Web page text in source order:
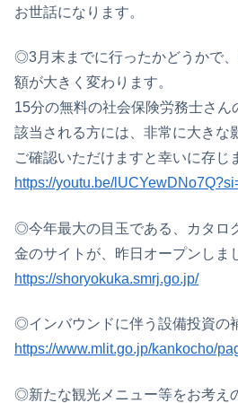
お世話になります。
◎3月末までに行ったかどうかで
額が大きく変わります。
15分の無料の社会保険労務士さん
該当される方には、非常に大きな
ご確認いただけますと幸いに存じ
https://youtu.be/
◎今年最大の目玉である、カタロ
金のサイトが、昨日オープンしま
https://shoryokuka.smrj.go.jp/
◎インバウンドに伴う設備投資の
https://www.mlit.go.jp/kankocho/
◎新たな観光メニュー等をお考え